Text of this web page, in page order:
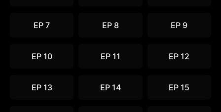
EP 7 EP 8 EP 9
EP 10 EP 11 EP 12
EP 13 EP 14 EP 15